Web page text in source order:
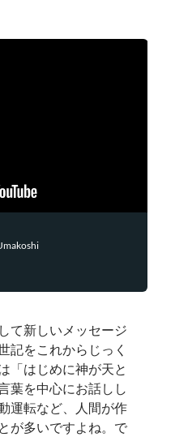
て新しいメッセージ
記をこれからじっく
「はじめに神が天と
葉を中心にお話しし
運転など、人間が作
が多いですよね。で